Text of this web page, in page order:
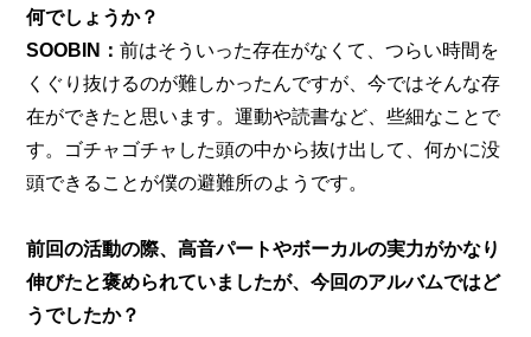
何でしょうか？
SOOBIN：前はそういった存在がなくて、つらい時間を
くぐり抜けるのが難しかったんですが、今ではそんな存
在ができたと思います。運動や読書など、些細なことで
す。ゴチャゴチャした頭の中から抜け出して、何かに没
頭できることが僕の避難所のようです。
前回の活動の際、高音パートやボーカルの実力がかなり
伸びたと褒められていましたが、今回のアルバムではど
うでしたか？